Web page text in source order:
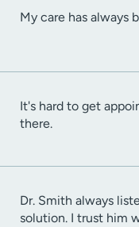
My care has always
It's hard to get
there.
Dr. Smith always
solution. I trust him